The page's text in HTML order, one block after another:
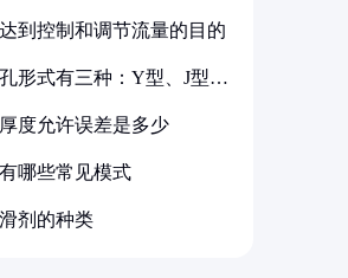
到控制和调节流量的目的
形式有三种：Y型、J型、
度允许误差是多少
哪些常见模式
剂的种类